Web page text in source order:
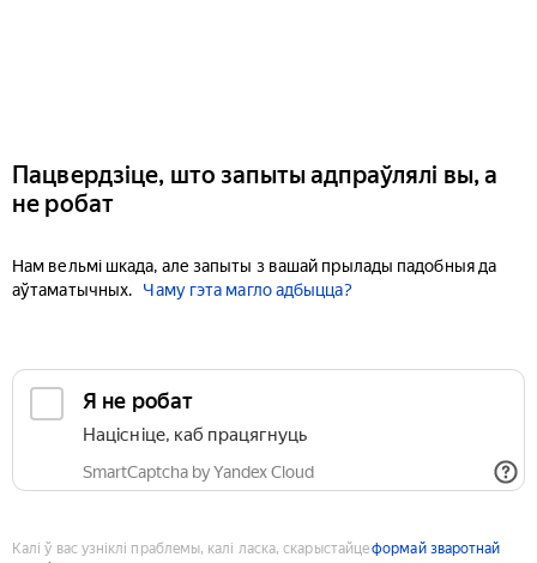
Пацвердзіце, што запыты адпраўлялі вы, а
не робат
Нам вельмі шкада, але запыты з вашай прылады падобныя да
аўтаматычных.
Чаму гэта магло адбыцца?
Я не робат
Націсніце, каб працягнуць
SmartCaptcha by Yandex Cloud
Калі ў вас узніклі праблемы, калі ласка, скарыстайцеформай зваротнай